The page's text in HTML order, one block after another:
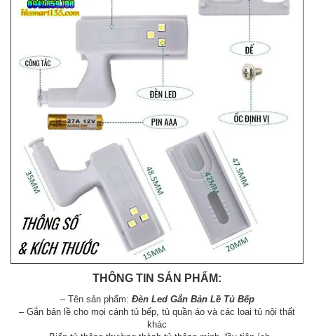
THÔNG TIN SẢN PHẨM:
– Tên sản phẩm: Đèn Led Gắn Bản Lề Tủ Bếp
– Gắn bản lề cho mọi cánh tủ bếp, tủ quần áo và các loại tủ nội thất
khác